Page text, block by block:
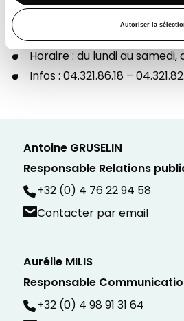
Autoriser la
Lieu : le Coteau Fourchette,
-1)
Horaire : du lundi au samedi,
Infos : 04.321.86.18 –
Antoine GRUSELIN
Responsable Relations
+32 (0) 4 76 22 94 58
Contacter par email
Aurélie MILIS
Responsable
+32 (0) 4 98 91 31 64